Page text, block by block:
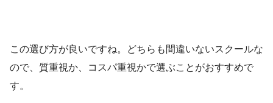
この選び方が良いですね。どちらも間違いないスクールな
ので、質重視か、コスパ重視かで選ぶことがおすすめで
す。